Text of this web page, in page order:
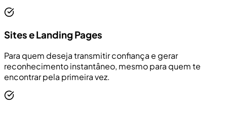
Sites e Landing Pages
Para quem deseja transmitir confiança e gerar
reconhecimento instantâneo, mesmo para quem te
encontrar pela primeira vez.